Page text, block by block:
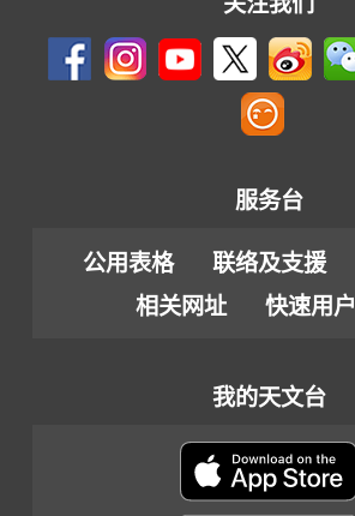
服务台
公用表格 联络及支援
相关网址
快速用
我的天文台